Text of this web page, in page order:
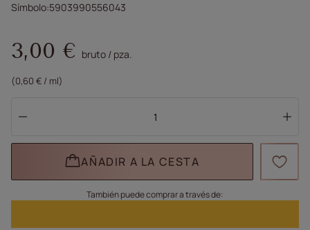
Símbolo 5903990556043
3,00 € bruto / pza.
(0,60 € / ml)
AÑADIR A LA CESTA
También puede comprar a través de: